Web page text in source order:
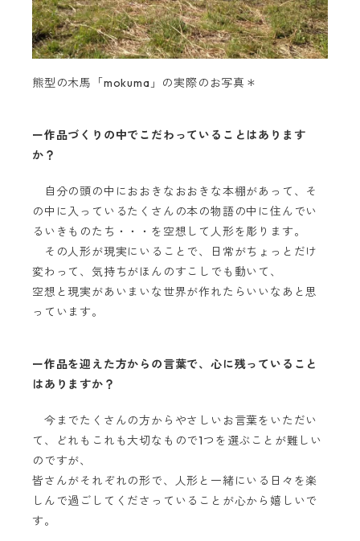
熊型の木馬「mokuma」の実際のお写真＊
ー作品づくりの中でこだわっていることはあります
か？
自分の頭の中におおきなおおきな本棚があって、そ
の中に入っているたくさんの本の物語の中に住んでい
るいきものたち・・・を空想して人形を彫ります。
その人形が現実にいることで、日常がちょっとだけ
変わって、気持ちがほんのすこしでも動いて、
空想と現実があいまいな世界が作れたらいいなあと思
っています。
ー作品を迎えた方からの言葉で、心に残っていること
はありますか？
今までたくさんの方からやさしいお言葉をいただい
て、どれもこれも大切なもので1つを選ぶことが難しい
のですが、
皆さんがそれぞれの形で、人形と一緒にいる日々を楽
しんで過ごしてくださっていることが心から嬉しいで
す。